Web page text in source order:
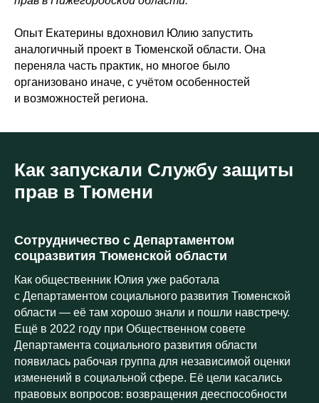
Опыт Екатерины вдохновил Юлию запустить
аналогичный проект в Тюменской области. Она
переняла часть практик, но многое было
организовано иначе, с учётом особенностей
и возможностей региона.
Как запускали Службу защиты
прав в Тюмени
Сотрудничество с Департаментом
соцразвития Тюменской области
Как общественник Юлия уже работала
с Департаментом социального развития Тюменской
области — её там хорошо знали и пошли навстречу.
Ещё в 2022 году при Общественном совете
Департамента социального развития области
появилась рабочая группа для независимой оценки
изменений в социальной сфере. Её цели касались
правовых вопросов: возвращения дееспособности